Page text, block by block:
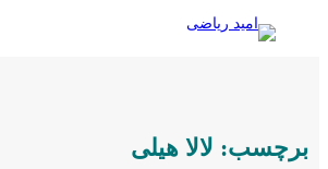
برچسب: لالا هیلی